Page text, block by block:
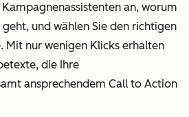
an, worum
und wählen Sie den richtigen
Mit nur wenigen Klicks erhalten
die Ihre
ansprechendem Call to Action